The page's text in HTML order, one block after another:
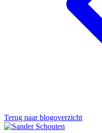
Terug naar blogoverzicht